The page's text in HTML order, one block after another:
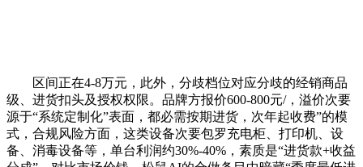
区间正在4-8万元，此外，分歧档位对应分歧的经销商品
级、进货扣头及授权权限。品牌方报价600-800元/，溢价次要
源于“系统定制化”表面，都必需按期进货，次年起收费”的模
式，合规风险方面，这类设备次要包罗充电柜、打印机、设
备、消毒设备等，单台利润约30%-40%，素质是“进货款+收益